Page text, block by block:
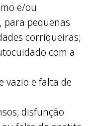
e/ou
para pequenas
corriqueiras;
com a
vazio e falta de
disfunção